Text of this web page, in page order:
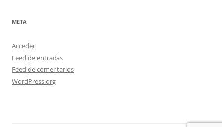
META
Acceder
Feed de entradas
Feed de comentarios
WordPress.org